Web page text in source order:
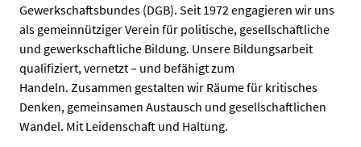
Gewerkschaftsbundes (DGB). Seit 1972 engagieren wir uns
als gemeinnütziger Verein für politische, gesellschaftliche
und gewerkschaftliche Bildung. Unsere Bildungsarbeit
qualifiziert, vernetzt – und befähigt zum
Handeln. Zusammen gestalten wir Räume für kritisches
Denken, gemeinsamen Austausch und gesellschaftlichen
Wandel. Mit Leidenschaft und Haltung.